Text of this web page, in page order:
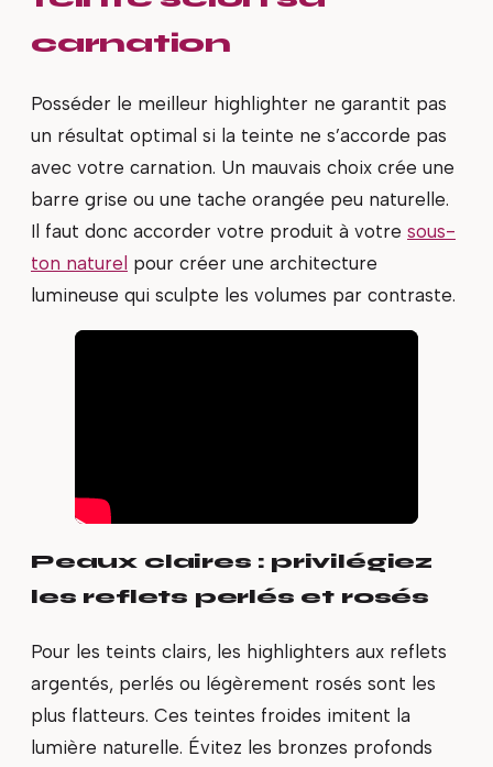
carnation
Posséder le meilleur highlighter ne garantit pas
un résultat optimal si la teinte ne s’accorde pas
avec votre carnation. Un mauvais choix crée une
barre grise ou une tache orangée peu naturelle.
Il faut donc accorder votre produit à votre sous-
ton naturel pour créer une architecture
lumineuse qui sculpte les volumes par contraste.
Peaux claires : privilégiez
les reflets perlés et rosés
Pour les teints clairs, les highlighters aux reflets
argentés, perlés ou légèrement rosés sont les
plus flatteurs. Ces teintes froides imitent la
lumière naturelle. Évitez les bronzes profonds